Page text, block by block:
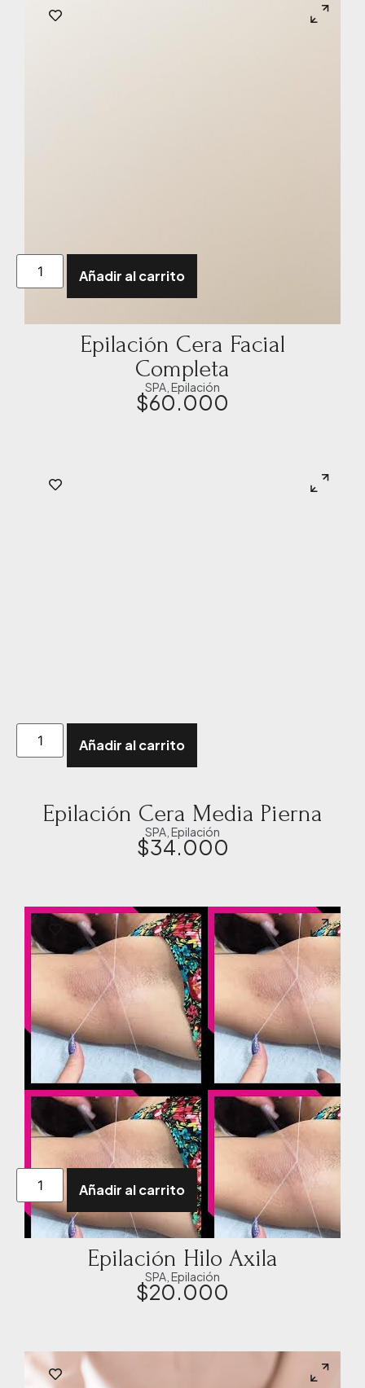
Añadir al carrito
Epilación Cera Facial
Completa
SPA Epilación
$60.000
Añadir al carrito
Epilación Cera Media Pierna
SPA Epilación
$34.000
Añadir al carrito
Epilación Hilo Axila
SPA Epilación
$20.000